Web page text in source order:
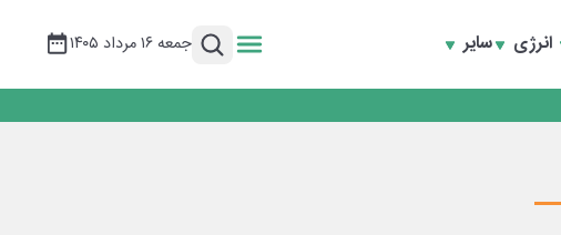
انرژی سایر جمعه ۱۶ مرداد ۱۴۰۵